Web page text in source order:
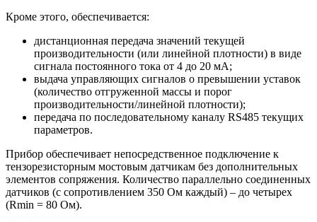
Кроме этого, обеспечивается:
дистанционная передача значений текущей
производительности (или линейной плотности) в виде
сигнала постоянного тока от 4 до 20 мА;
выдача управляющих сигналов о превышении уставок
(количество отгруженной массы и порог
производительности/линейной плотности);
передача по последовательному каналу RS485 текущих
параметров.
Прибор обеспечивает непосредственное подключение к
тензорезисторным мостовым датчикам без дополнительных
элементов сопряжения. Количество параллельно соединенных
датчиков (с сопротивлением 350 Ом каждый) – до четырех
(Rmin = 80 Ом).